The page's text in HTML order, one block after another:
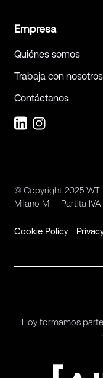
Empresa
Quiénes somos
Trabaja con nosotros
Contáctanos
© Copyright 2025 WTL
Milano MI – Partita
Cookie Policy
Hoy formamos